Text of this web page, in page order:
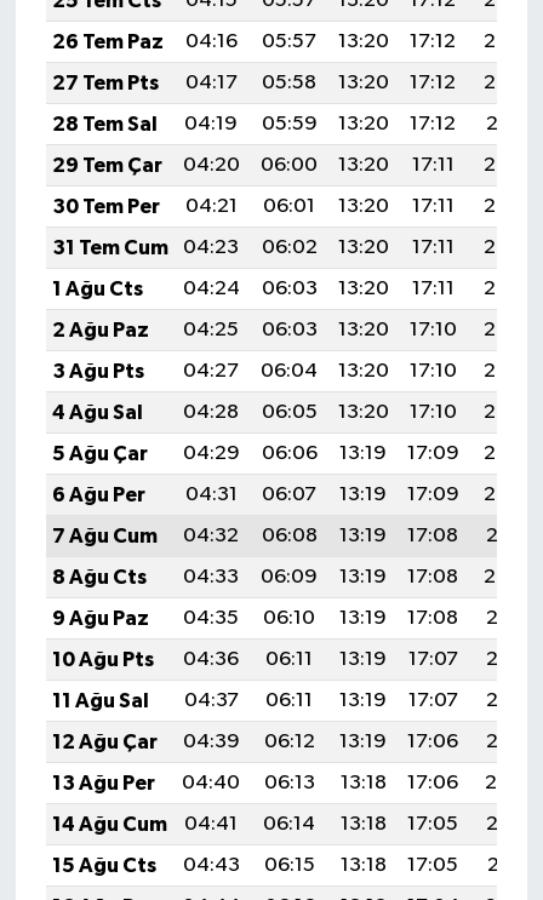
26 Tem Paz
04:16 05:57 13:20 17:12
20:33
27 Tem Pts
04:17 05:58 13:20 17:12
20:32
28 Tem Sal
04:19 05:59 13:20 17:12
20:31
29 Tem Çar
04:20 06:00 13:20 17:11
20:30
30 Tem Per
04:21 06:01 13:20 17:11
20:29
31 Tem Cum
04:23 06:02 13:20 17:11
20:28
1 Ağu Cts
04:24 06:03 13:20 17:11
20:27
2 Ağu Paz
04:25 06:03 13:20 17:10
20:26
3 Ağu Pts
04:27 06:04 13:20 17:10
20:25
4 Ağu Sal
04:28 06:05 13:20 17:10
20:24
5 Ağu Çar
04:29 06:06 13:19 17:09
20:23
6 Ağu Per
04:31 06:07 13:19 17:09
20:22
7 Ağu Cum
04:32 06:08 13:19 17:08
20:21
8 Ağu Cts
04:33 06:09 13:19 17:08
20:20
9 Ağu Paz
04:35 06:10 13:19 17:08
20:18
10 Ağu Pts
04:36 06:11 13:19 17:07
20:17
11 Ağu Sal
04:37 06:11 13:19 17:07
20:16
12 Ağu Çar
04:39 06:12 13:19 17:06
20:15
13 Ağu Per
04:40 06:13 13:18 17:06
20:14
14 Ağu Cum
04:41 06:14 13:18 17:05
20:12
15 Ağu Cts
04:43 06:15 13:18 17:05
20:11